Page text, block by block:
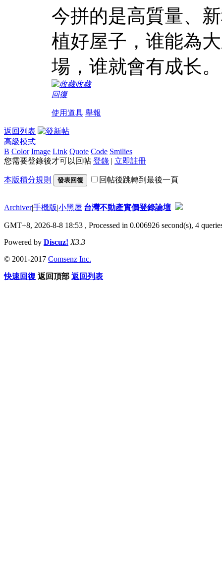
今拼的是高質量、
植好屋子，谁能為
場，谁就會有成长。
收藏
回復
使用道具 舉報
返回列表
高級模式
B Color Image Link Quote Code Smilies
您需要登錄後才可以回帖 登錄 | 立即註冊
本版積分規則 發表回復 回帖後跳轉到最後一頁
Archiver|手機版|小黑屋|台灣不動產實價登錄論壇
GMT+8, 2026-8-8 18:53 , Processed in 0.006926 second(s), 4
Powered by Discuz! X3.3
© 2001-2017 Comsenz Inc.
快速回復 返回頂部 返回列表